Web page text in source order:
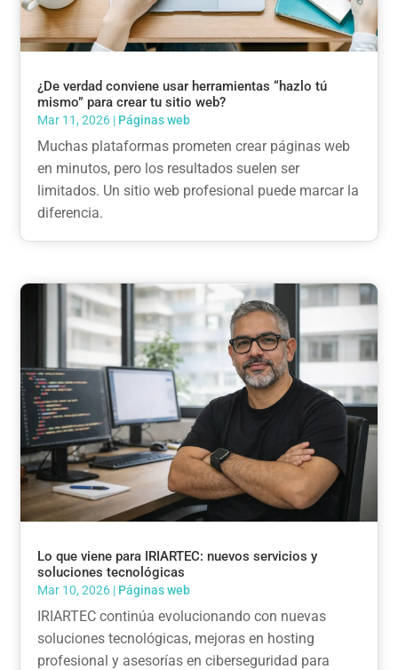
¿De verdad conviene usar herramientas “hazlo tú
mismo” para crear tu sitio web?
Mar 11, 2026 | Páginas web
Muchas plataformas prometen crear páginas web
en minutos, pero los resultados suelen ser
limitados. Un sitio web profesional puede marcar la
diferencia.
Lo que viene para IRIARTEC: nuevos servicios y
soluciones tecnológicas
Mar 10, 2026 | Páginas web
IRIARTEC continúa evolucionando con nuevas
soluciones tecnológicas, mejoras en hosting
profesional y asesorías en ciberseguridad para